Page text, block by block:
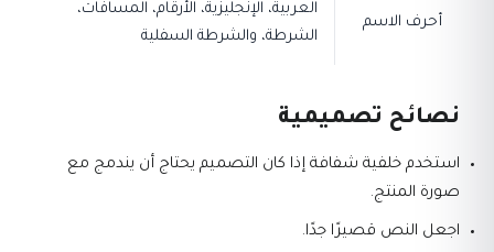
أحرف الاسم
العربية، الإنجليزية، الأرقام، المسافات،
الشرطة، والشرطة السفلية
نصائح تصميمية
استخدم خلفية شفافة إذا كان التصميم يحتاج أن يندمج مع
صورة المنتج.
اجعل النص قصيرًا جدًا.